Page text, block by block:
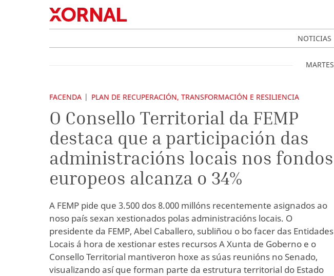
NOTICIAS
MARTES
FACENDA PLAN DE RECUPERACIÓN, TRANSFORMACIÓN E RESILIENCIA
O Consello Territorial da FEMP
destaca que a participación das
administracións locais nos fondos
europeos alcanza o 34%
A FEMP pide que 3.500 dos 8.000 millóns recentemente asignados ao
noso país sexan xestionados polas administracións locais. O
presidente da FEMP, Abel Caballero, subliñou o bo facer das Entidades
Locais á hora de xestionar estes recursos A Xunta de Goberno e o
Consello Territorial mantiveron hoxe as súas reunións no Senado,
visualizando así que forman parte da estrutura territorial do Estado